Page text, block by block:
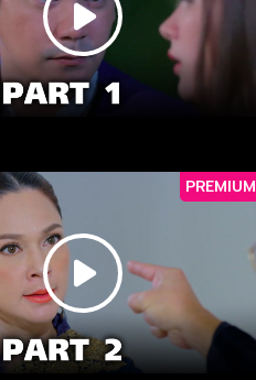
PREMIUM